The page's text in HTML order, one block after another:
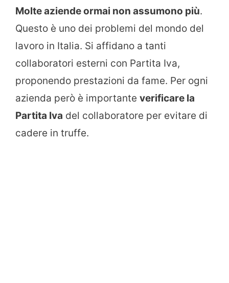
Molte aziende ormai non assumono più.
Questo è uno dei problemi del mondo del
lavoro in Italia. Si affidano a tanti
collaboratori esterni con Partita Iva,
proponendo prestazioni da fame. Per ogni
azienda però è importante verificare la
Partita Iva del collaboratore per evitare di
cadere in truffe.